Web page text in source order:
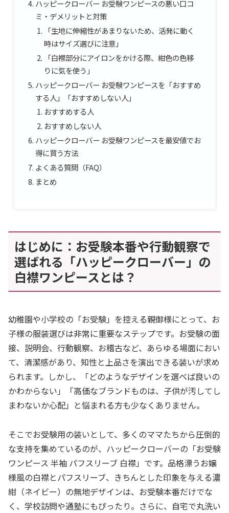
ハッピークローバー お受験ワンピースの悪い口コ
ミ・デメリットと対策
「生地に伸縮性があまりないため、活発に動く
時はサイズ選びに注意」
「白襟部分にアイロンをかける際、紺色の色移
りに気を使う」
ハッピークローバー お受験ワンピースを「おすすめ
する人」「おすすめしない人」
おすすめする人
おすすめしない人
ハッピークローバー お受験ワンピースを最安値でお
得に買う方法
よくある質問（FAQ）
まとめ
はじめに：お受験本番や行動観察で
選ばれる「ハッピークローバー」の
白襟ワンピースとは？
幼稚園や小学校の「お受験」を控える親御様にとって、お
子様の服装選びは非常に重要なステップです。お受験の面
接、説明会、行動観察、お稽古など、あらゆる場面におい
て、清潔感があり、知性と上品さを演出できる装いが求め
られます。しかし、「どのようなデザインを選べば良いの
かわからない」「高価なブランドものは、子供が汚してし
まわないか心配」と悩まれる方も少なくありません。
そこでお受験用の装いとして、多くのママたちから圧倒的
な支持を集めているのが、ハッピークローバーの「お受験
ワンピース 半袖 パフスリーブ 白襟」です。品格漂うお嬢
様風の白襟とパフスリーブ、きちんとした印象を与える濃
紺（ネイビー）の無地デザインは、お受験本番だけでな
く、学校訪問や通塾にもぴったり。さらに、自宅で丸洗い